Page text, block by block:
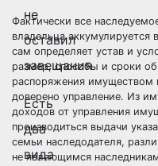
не
оставил
завещания
Есть
два
вида
Фактически все
владельца аккумулируется
сам определяет устав и
размер, способы и сроки
распоряжения
доверено управление. Из
доходов от управления
производиться выдачи
семьи наследодателя,
не являющимся